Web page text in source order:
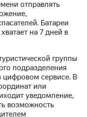
отправлять
Батареи
на 7 дней в
группы
подразделения
сервисе. В
или
уведомление,
возможность